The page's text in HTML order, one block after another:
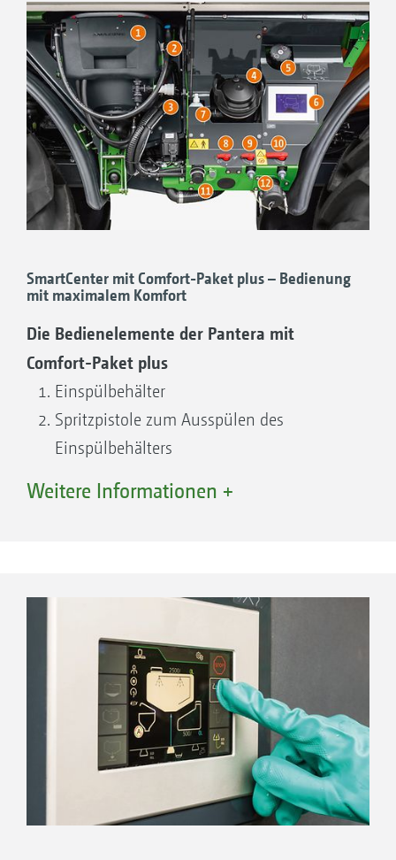
automatischem Befüllstopp
Kein Aufschäumen der Spritzflüssigkeit
durch die automatische füllstandsabhängige
Steuerung und Abschaltung des Rührwerks
Immer die volle Leistung beim Spritzen und
Rühren dank der autodynamischen
Rührwerkssteuerung
Fernbediente, automatische
Spritze
Ihre Vorteile:
Alle Funktionen auf der Druckseite werden
über einen Hahn geschaltet
Minimaler Verschleiß der Dichtungen und
Unempfindlichkeit gegenüber Sand und
Schwebstoffen im Wasser
Beim Wechseln der Funktion wird kein
ungewünschter Pfad aktiviert
SmartCenter mit Comfort-Paket plus – Bedienung
mit maximalem Komfort
Die Bedienelemente der Pantera mit
Comfort-Paket plus
Einspülbehälter
Spritzpistole zum Ausspülen des
Einspülbehälters
Zoll
Quellhahn für Einspülbehälter
Bedienung Handwaschtank
Befüllvorrichtung Klarwassertank inkl.
Gardena-Kupplung
Closed Transfer System, Druckanschluss 1
Camlock-Sauganschluss 3 Zoll
Weitere Informationen +